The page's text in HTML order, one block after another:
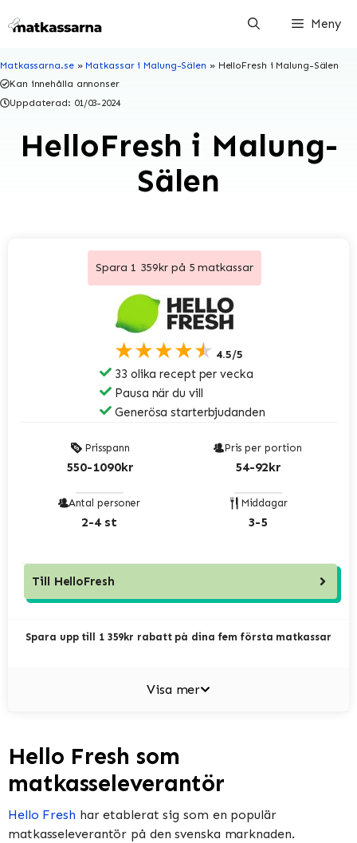
till
Meny
Matkassarna.se» Matkassar i Malung-Sälen » HelloFresh i Malung-Sälen
Kan innehålla annonser
Uppdaterad: 01/03-2024
HelloFresh i Malung-
Sälen
Spara 1 359kr på 5 matkassar
★★★★★ 4.5/5
33 olika recept per vecka
Pausa när du vill
Generösa starterbjudanden
Prisspann
550-1090kr
Pris per portion
54-92kr
Antal personer
2-4 st
Middagar
3-5
Till HelloFresh
Spara upp till 1 359kr rabatt på dina fem första matkassar
Visa mer
Hello Fresh som
matkasseleverantör
Hello Fresh har etablerat sig som en populär
matkasseleverantör på den svenska marknaden.